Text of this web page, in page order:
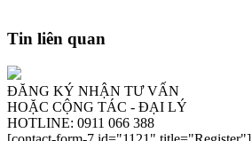
Tin liên quan
ĐĂNG KÝ NHẬN TƯ VẤN
HOẶC CỘNG TÁC - ĐẠI LÝ
HOTLINE: 0911 066 388